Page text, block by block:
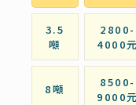
3.5
噸
2800-
4000元
8噸
8500-
9000元